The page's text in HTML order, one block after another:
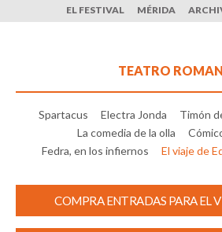
EL FESTIVAL
MÉRIDA
TEATRO
Spartacus Electra Jonda Timón
La comedia de la olla
Fedra, en los infiernos
El viaje de
COMPRA ENTRADAS PARA EL